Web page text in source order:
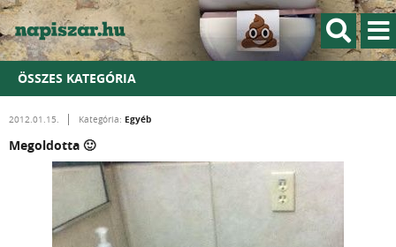
ÖSSZES KATEGÓRIA
2012.01.15. Kategória: Egyéb
Megoldotta 🙂